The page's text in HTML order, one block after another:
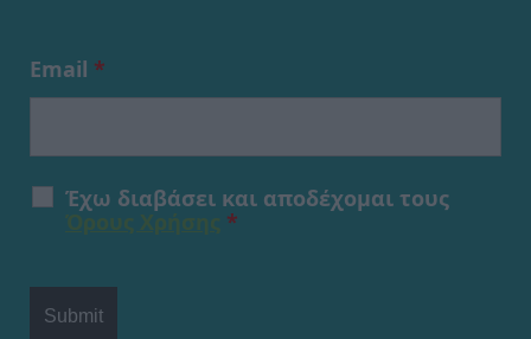
Email *
Έχω διαβάσει και αποδέχομαι τους
*